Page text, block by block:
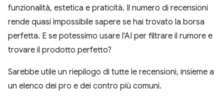
funzionalità, estetica e praticità. Il numero di recensioni
rende quasi impossibile sapere se hai trovato la borsa
perfetta. E se potessimo usare l'AI per filtrare il rumore e
trovare il prodotto perfetto?
Sarebbe utile un riepilogo di tutte le recensioni, insieme a
un elenco dei pro e dei contro più comuni.